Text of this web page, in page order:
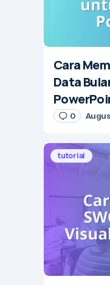
Cara
Data
0
tutorial